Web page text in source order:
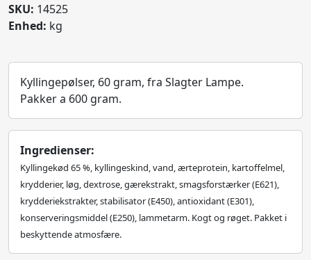
SKU: 14525
Enhed: kg
Kyllingepølser, 60 gram, fra Slagter Lampe.
Pakker a 600 gram.
Ingredienser:
Kyllingekød 65 %, kyllingeskind, vand, ærteprotein, kartoffelmel,
krydderier, løg, dextrose, gærekstrakt, smagsforstærker (E621),
krydderiekstrakter, stabilisator (E450), antioxidant (E301),
konserveringsmiddel (E250), lammetarm. Kogt og røget. Pakket i
beskyttende atmosfære.